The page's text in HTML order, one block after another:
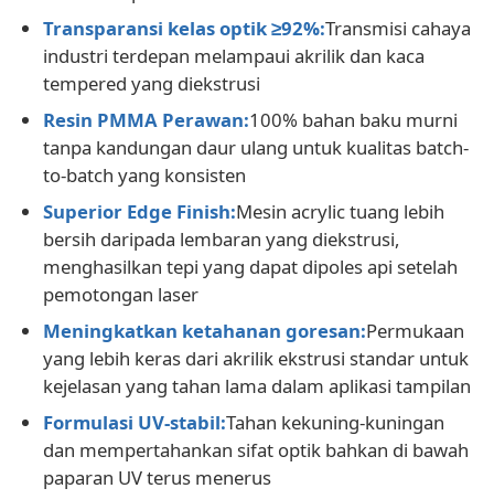
Lembaran Akrilik Plastik Bening
Lembaran Akrilik Cor
Kotak penyimpanan akrilik
Kotak Acrylic Display
Lembar Acrylic Frosted
Transparansi kelas optik ≥92%:Transmisi cahaya
industri terdepan melampaui akrilik dan kaca
tempered yang diekstrusi
Resin PMMA Perawan:100% bahan baku murni
tanpa kandungan daur ulang untuk kualitas batch-
to-batch yang konsisten
Superior Edge Finish:Mesin acrylic tuang lebih
bersih daripada lembaran yang diekstrusi,
menghasilkan tepi yang dapat dipoles api setelah
pemotongan laser
Meningkatkan ketahanan goresan:Permukaan
yang lebih keras dari akrilik ekstrusi standar untuk
kejelasan yang tahan lama dalam aplikasi tampilan
Formulasi UV-stabil:Tahan kekuning-kuningan
dan mempertahankan sifat optik bahkan di bawah
paparan UV terus menerus